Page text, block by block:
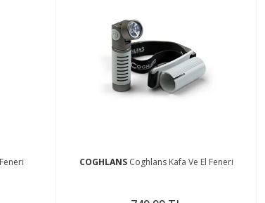
COGHLANS Coghlans Kafa Ve El Feneri